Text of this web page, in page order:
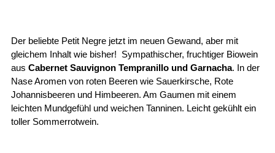
Der beliebte Petit Negre jetzt im neuen Gewand, aber mit
gleichem Inhalt wie bisher! Sympathischer, fruchtiger Biowein
aus Cabernet Sauvignon Tempranillo und Garnacha. In der
Nase Aromen von roten Beeren wie Sauerkirsche, Rote
Johannisbeeren und Himbeeren. Am Gaumen mit einem
leichten Mundgefühl und weichen Tanninen. Leicht gekühlt ein
toller Sommerrotwein.